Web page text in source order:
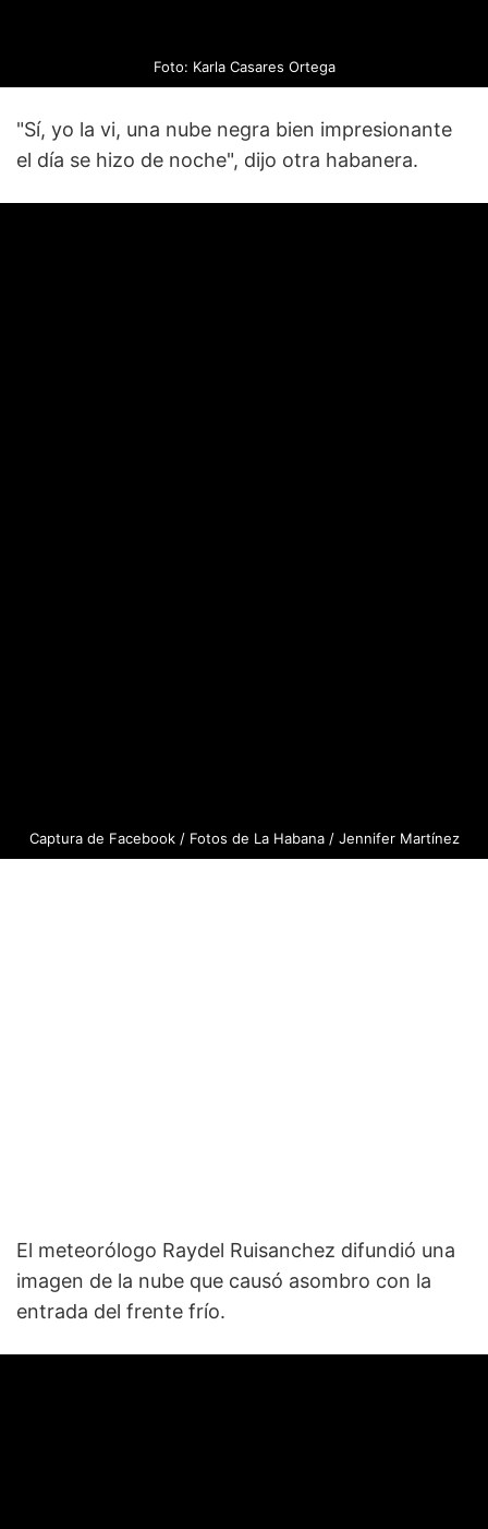
Foto: Karla Casares Ortega
"Sí, yo la vi, una nube negra bien impresionante
el día se hizo de noche", dijo otra habanera.
Captura de Facebook / Fotos de La Habana / Jennifer Martínez
El meteorólogo Raydel Ruisanchez difundió una
imagen de la nube que causó asombro con la
entrada del frente frío.